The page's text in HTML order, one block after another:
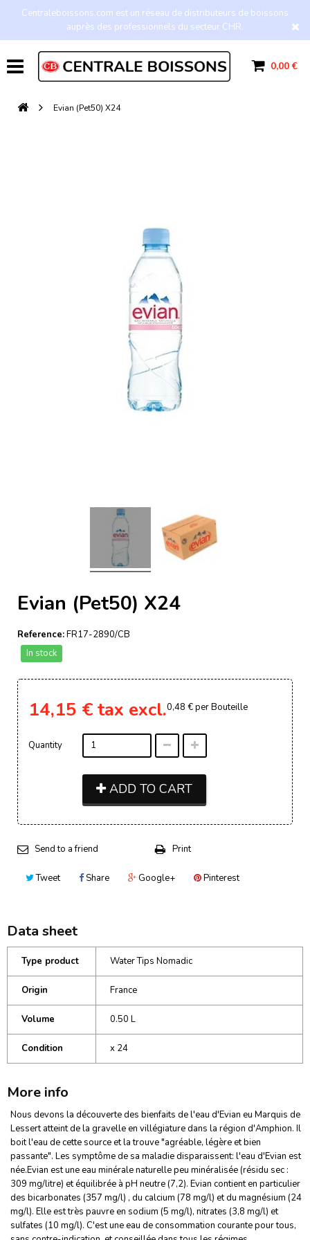
Centraleboissons.com est un réseau de distributeurs de boissons
auprès des professionnels du secteur CHR.
0,00 €
Evian (Pet50) X24
Evian (Pet50) X24
Reference:FR17-2890/CB
In stock
14,15 € tax excl.0,48 €per Bouteille
Quantity
ADD TO CART
Send to a friend Print
Tweet Share Google+ Pinterest
Data sheet
Type product Water Tips Nomadic
Origin France
Volume 0.50 L
Condition x 24
More info
Nous devons la découverte des bienfaits de l'eau d'Evian eu Marquis de
Lessert atteint de la gravelle en villégiature dans la région d'Amphion. Il
boit l'eau de cette source et la trouve "agréable, légère et bien
passante". Les symptôme de sa maladie disparaissent: l'eau d'Evian est
née.Evian est une eau minérale naturelle peu minéralisée (résidu sec :
309 mg/litre) et équilibrée à pH neutre (7,2). Evian contient en particulier
des bicarbonates (357 mg/l) , du calcium (78 mg/l) et du magnésium (24
mg/l). Elle est très pauvre en sodium (5 mg/l), nitrates (3,8 mg/l) et
sulfates (10 mg/l). C'est une eau de consommation courante pour tous,